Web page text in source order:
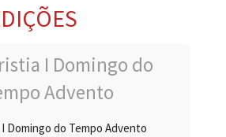
Domingo do Tempo Advento